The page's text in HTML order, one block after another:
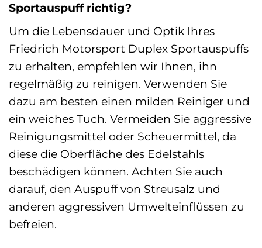
Sportauspuff richtig?
Um die Lebensdauer und Optik Ihres
Friedrich Motorsport Duplex Sportauspuffs
zu erhalten, empfehlen wir Ihnen, ihn
regelmäßig zu reinigen. Verwenden Sie
dazu am besten einen milden Reiniger und
ein weiches Tuch. Vermeiden Sie aggressive
Reinigungsmittel oder Scheuermittel, da
diese die Oberfläche des Edelstahls
beschädigen können. Achten Sie auch
darauf, den Auspuff von Streusalz und
anderen aggressiven Umwelteinflüssen zu
befreien.